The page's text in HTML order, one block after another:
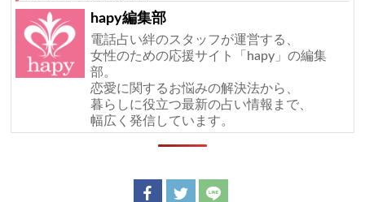
hapy編集部
電話占い絆のスタッフが運営する、
女性のための応援サイト「hapy」の編集
部。
恋愛に関するお悩みの解決法から、
暮らしに役立つ最新の占い情報まで、
幅広く発信しています。